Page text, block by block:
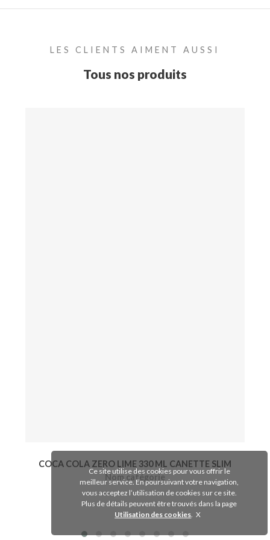
LES CLIENTS AIMENT AUSSI
Tous nos produits
COCA COLA ZERO LIME 330 ML CANETTE SLIM
Nom catégorie
Voir le produit
Ce site utilise des cookies pour vous offrir le
meilleur service. En poursuivant votre navigation,
vous acceptez l’utilisation de cookies sur ce site.
Plus de détails peuvent être trouvés dans la page
Utilisation des cookies.